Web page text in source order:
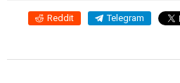
Reddit Telegram